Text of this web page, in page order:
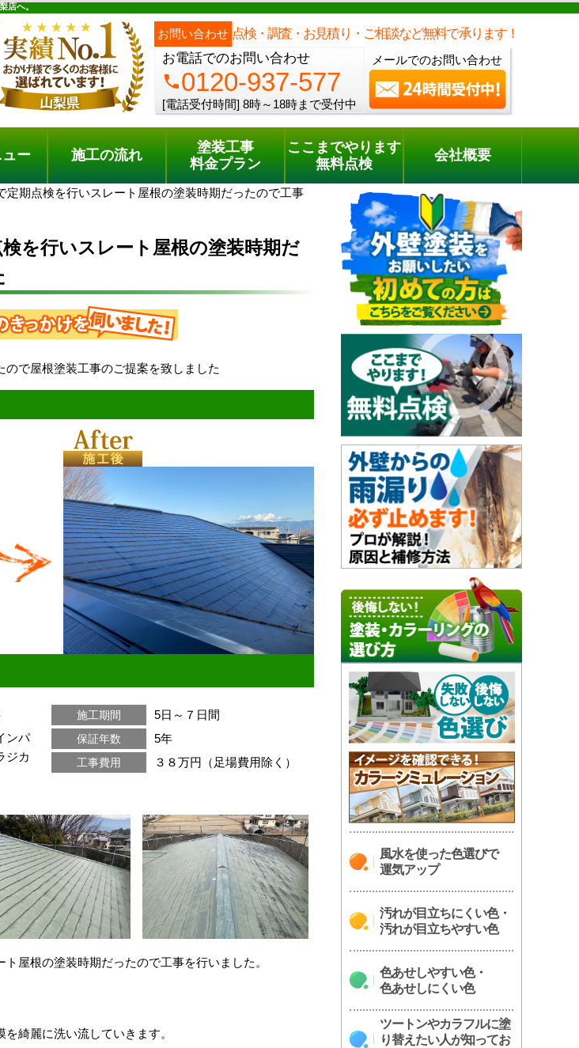
店へ。
お問い合わせ 点検・調査・お見積り・ご相談など無料で承ります！
お電話でのお問い合わせ
phone0120-937-577
[電話受付時間] 8時～18時まで受付中
メールでのお問い合わせ
金プラン 無料点検
電話でのご相談 [8時～18時まで受付中]
phone0120-937-577
ー 施工の流れ
塗装工事
料金プラン
ここまでやります
無料点検
会社概要
定期点検を行いスレート屋根の塗装時期だったので工事
を行いスレート屋根の塗装時期だ
で屋根塗装工事のご提案を致しました
ンパ
ジカ
施工期間 5日～７日間
保証年数 5年
工事費用 ３８万円（足場費用除く）
屋根の塗装時期だったので工事を行いました。
綺麗に洗い流していきます。
風水を使った色選びで
運気アップ
汚れが目立ちにくい色・
汚れが目立ちやすい色
色あせしやすい色・
色あせしにくい色
ツートンやカラフルに塗
り替えたい人が知ってお